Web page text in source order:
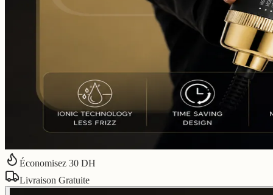
Économisez 30 DH
Livraison Gratuite